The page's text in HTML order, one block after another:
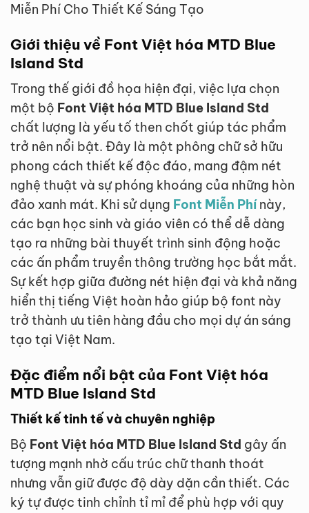
Miễn Phí Cho Thiết Kế Sáng Tạo
Giới thiệu về Font Việt hóa MTD Blue
Island Std
Trong thế giới đồ họa hiện đại, việc lựa chọn
một bộ Font Việt hóa MTD Blue Island Std
chất lượng là yếu tố then chốt giúp tác phẩm
trở nên nổi bật. Đây là một phông chữ sở hữu
phong cách thiết kế độc đáo, mang đậm nét
nghệ thuật và sự phóng khoáng của những hòn
đảo xanh mát. Khi sử dụng Font Miễn Phínày,
các bạn học sinh và giáo viên có thể dễ dàng
tạo ra những bài thuyết trình sinh động hoặc
các ấn phẩm truyền thông trường học bắt mắt.
Sự kết hợp giữa đường nét hiện đại và khả năng
hiển thị tiếng Việt hoàn hảo giúp bộ font này
trở thành ưu tiên hàng đầu cho mọi dự án sáng
tạo tại Việt Nam.
Đặc điểm nổi bật của Font Việt hóa
MTD Blue Island Std
Thiết kế tinh tế và chuyên nghiệp
Bộ Font Việt hóa MTD Blue Island Std gây ấn
tượng mạnh nhờ cấu trúc chữ thanh thoát
nhưng vẫn giữ được độ dày dặn cần thiết. Các
ký tự được tinh chỉnh tỉ mỉ để phù hợp với quy